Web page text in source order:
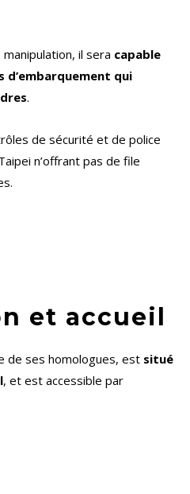
il sera capable
d’embarquement qui
.
de sécurité et de police
n’offrant pas de file
et accueil
de ses homologues, est situé
, et est accessible par